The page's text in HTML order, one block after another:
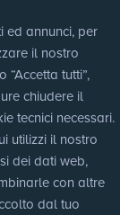
ed annunci, per
il nostro
tutti”,
chiudere il
tecnici necessari.
utilizzi il nostro
dei dati web,
con altre
dal tuo